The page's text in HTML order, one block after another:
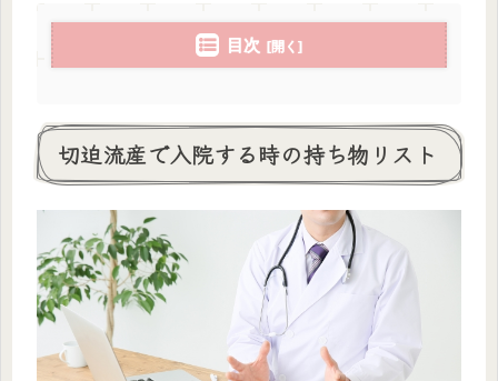
目次
切迫流産で入院する時の持ち物リスト